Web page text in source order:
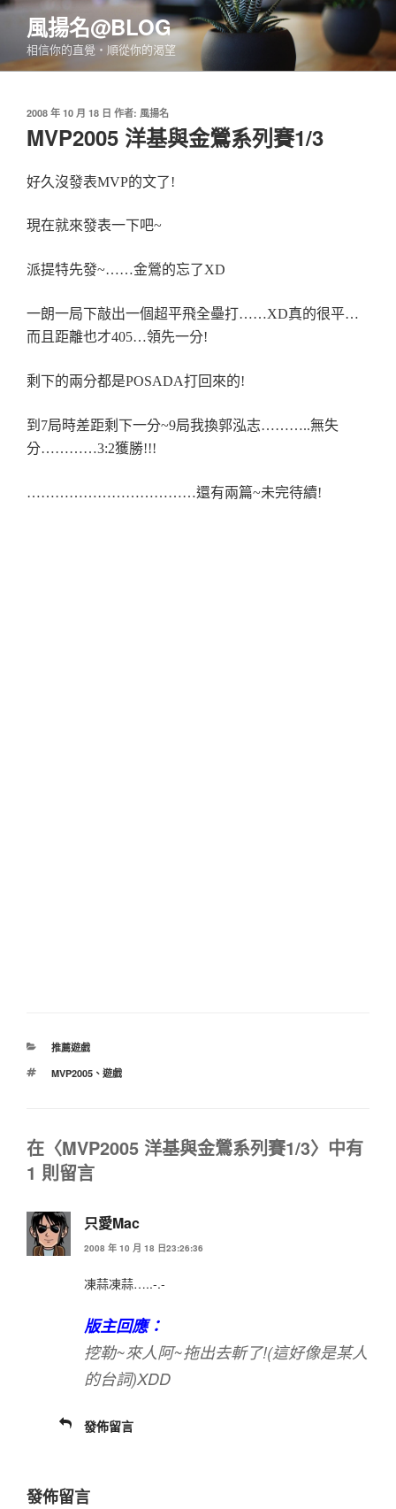
跳
要
風揚名@BLOG
相信你的直覺‧順從你的渴望
發
佈
於
2008 年 10 月 18 日 作者: 風揚名
MVP2005 洋基與金鶯系列賽1/3
好久沒發表MVP的文了!
現在就來發表一下吧~
派提特先發~……金鶯的忘了XD
一朗一局下敲出一個超平飛全壘打……XD真的很平…
而且距離也才405…領先一分!
剩下的兩分都是POSADA打回來的!
到7局時差距剩下一分~9局我換郭泓志………..無失
分…………3:2獲勝!!!
………………………………還有兩篇~未完待續!
分
推薦遊戲
標
MVP2005、 遊戲
在〈MVP2005 洋基與金鶯系列賽1/3〉中有
1 則留言
只愛Mac
2008 年 10 月 18 日23:26:36
凍蒜凍蒜…..-.-
版主回應：
挖勒~來人阿~拖出去斬了!(這好像是某人
的台詞)XDD
發佈留言
發佈留言